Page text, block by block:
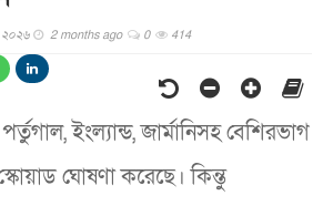
২০২৬ 2 months ago 0 414
পর্তুগাল, ইংল্যান্ড, জার্মানিসহ বেশিরভাগ
ঘোষণা করেছে। কিন্তু